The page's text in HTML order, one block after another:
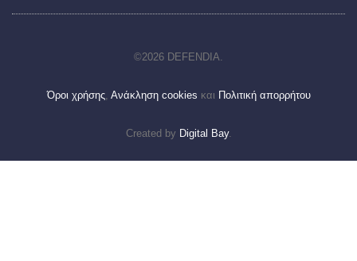
©2026 DEFENDIA.
Όροι χρήσης, Ανάκληση cookies και Πολιτική απορρήτου
Created by Digital Bay.